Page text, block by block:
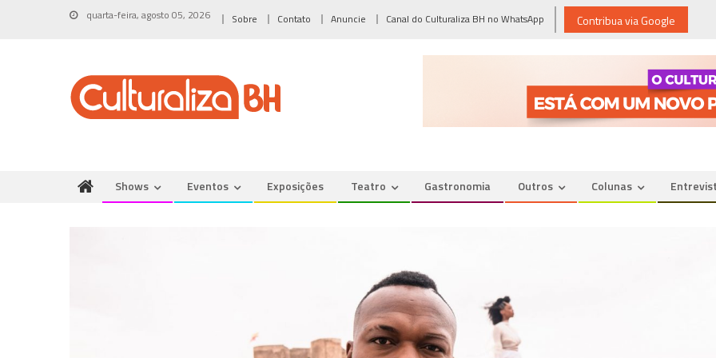
quarta-feira, agosto 05, 2026 Sobre Contato Anuncie Canal do Culturaliza BH no WhatsApp Contribua via Google
Shows Eventos Exposições Teatro Gastronomia Outros Colunas